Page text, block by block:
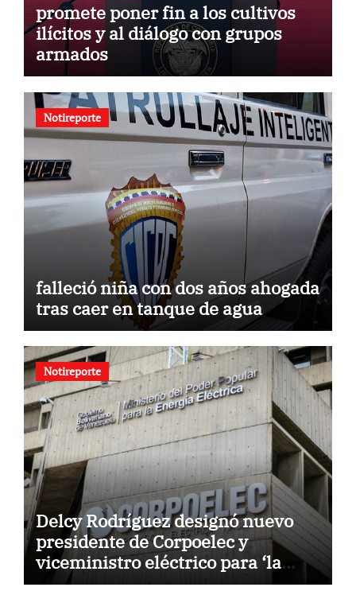
promete poner fin a los cultivos
ilícitos y al diálogo con grupos
armados
Notireporte
falleció niña con dos años ahogada
tras caer en tanque de agua
Notireporte
Delcy Rodríguez designó nuevo
presidente de Corpoelec y
viceministro eléctrico para ‘la
recuperación del servicio’